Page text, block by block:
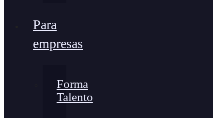
Para
empresas
Forma
Talento